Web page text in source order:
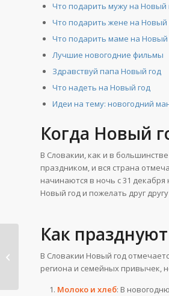
Что подарить мужу на Новый
Что подарить жене на Новый
Что подарить маме на Новый
Лучшие новогодние фильмы
Здравствуй папа Новый год
Что надеть на Новый год
Идеи на тему: новогодний
Когда Новый
В Словакии, как и в
праздником, и вся страна
начинаются в ночь с 31
Новый год и пожелать друг
Как
В Словакии Новый год
региона и семейных привычек,
Молоко и хлеб: В
Новый год в
Португалии: обычаи
и традиции